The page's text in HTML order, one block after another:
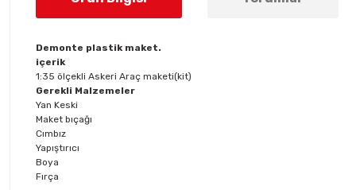
Demonte plastik maket.
içerik
1:35 ölçekli Askeri Araç maketi(kit)
Gerekli Malzemeler
Yan Keski
Maket bıçağı
Cımbız
Yapıştırıcı
Boya
Fırça